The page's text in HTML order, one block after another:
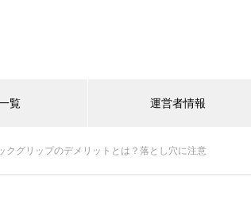
覧 運営者情報
クグリップのデメリットとは？落とし穴に注意